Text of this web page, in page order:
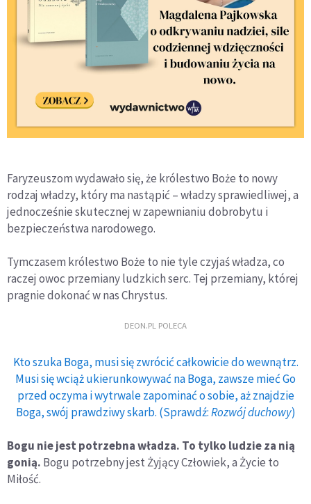
Faryzeuszom wydawało się, że królestwo Boże to nowy
rodzaj władzy, który ma nastąpić – władzy sprawiedliwej, a
jednocześnie skutecznej w zapewnianiu dobrobytu i
bezpieczeństwa narodowego.
Tymczasem królestwo Boże to nie tyle czyjaś władza, co
raczej owoc przemiany ludzkich serc. Tej przemiany, której
pragnie dokonać w nas Chrystus.
DEON.PL POLECA
Kto szuka Boga, musi się zwrócić całkowicie do wewnątrz.
Musi się wciąż ukierunkowywać na Boga, zawsze mieć Go
przed oczyma i wytrwale zapominać o sobie, aż znajdzie
Boga, swój prawdziwy skarb. (Sprawdź:Rozwój duchowy)
Bogu nie jest potrzebna władza. To tylko ludzie za nią
gonią. Bogu potrzebny jest Żyjący Człowiek, a Życie to
Miłość.